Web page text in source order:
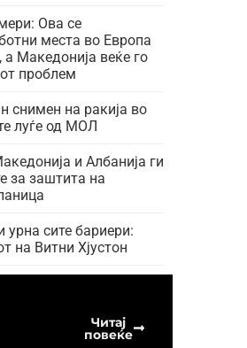
Ова се
места во Европа
а Македонија веќе го
проблем
снимен на ракија во
луѓе од МОЛ
и Албанија ги
за заштита на
урна сите бариери:
на Витни Хјустон
Читај
повеќе